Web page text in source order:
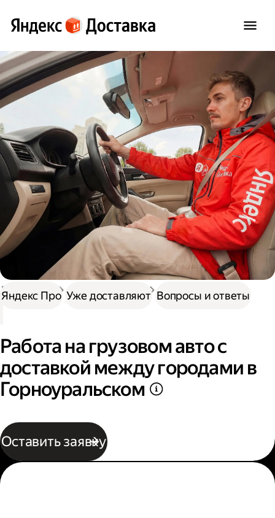
Доставка Нужна работа Автокурьер
Работа на грузовом авто с
доставкой между городами в
Горноуральском
Оставить заявку
Яндекс Про Уже доставляют Вопросы и ответы